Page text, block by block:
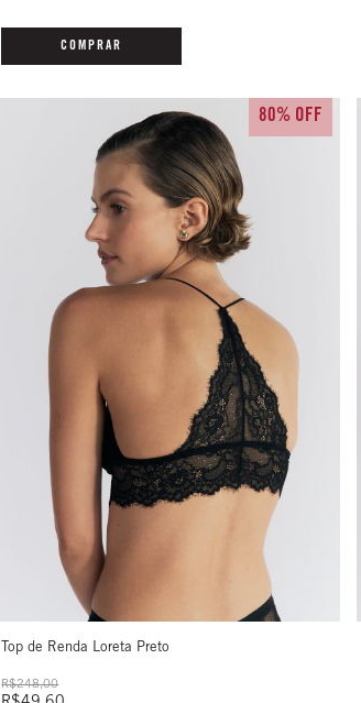
COMPRAR
Top de Renda Loreta Preto
R$248,00
80% OFF